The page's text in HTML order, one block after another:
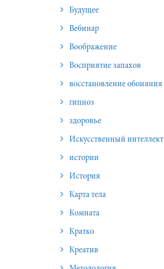
Будущее
Вебинар
Воображение
Восприятие запахов
восстановление обоняния
гипноз
здоровье
Искусственный интеллект
истории
История
Карта тела
Комната
Кратко
Креатив